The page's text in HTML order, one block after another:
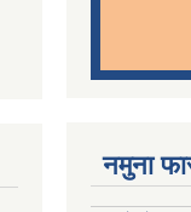
नमुना